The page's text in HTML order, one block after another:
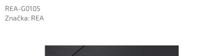
REA-G0105
Značka: REA